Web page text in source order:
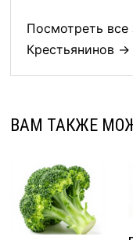
Посмотреть все
Крестьянинов →
ВАМ ТАКЖЕ